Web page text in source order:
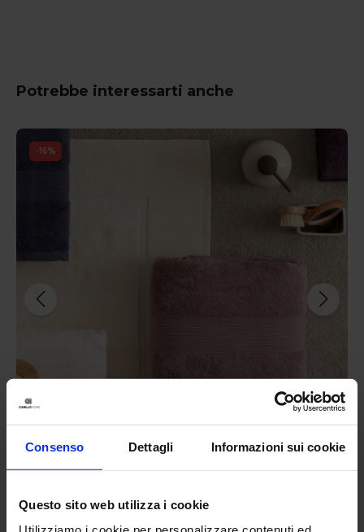
Consenso Dettagli Informazioni sui cookie
Questo sito web utilizza i cookie
Potrebbe interessarti anche
-14%
Telo Bagno Flower
34,90€ Da 30,00€